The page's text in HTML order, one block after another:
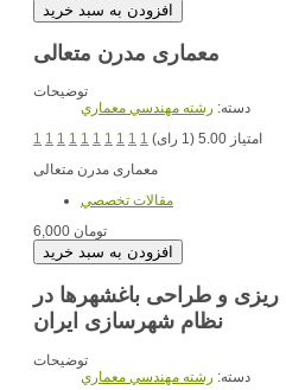
معماری مدرن متعالی
توضیحات
دسته: رشته مهندسي معماري
1 1 1 1 1 1 1 1 1 1
امتیاز 5.00 (1 رای)
مقالات تخصصي
6,000 تومان
ریزی و طراحی باغشهرها در
نظام شهرسازی ایران
توضیحات
دسته: رشته مهندسي معماري